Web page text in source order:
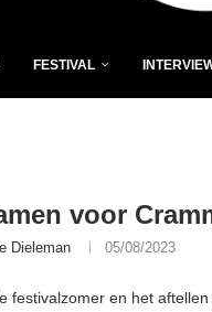
FESTIVAL
voor
Dieleman 05/08/2023
festivalzomer en het